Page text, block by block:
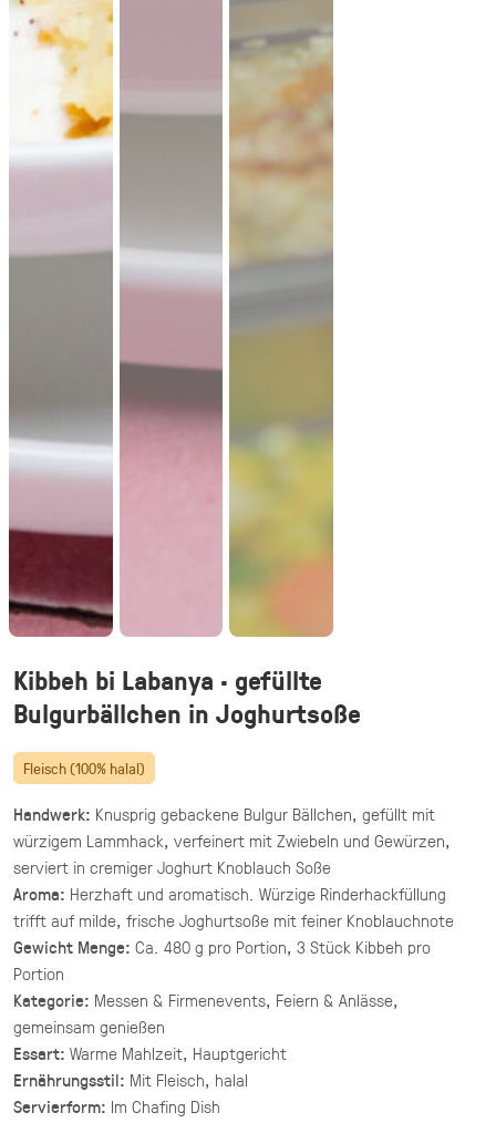
Kibbeh bi Labanya • gefüllte
Bulgurbällchen in Joghurtsoße
Fleisch (100% halal)
Handwerk: Knusprig gebackene Bulgur Bällchen, gefüllt mit
würzigem Lammhack, verfeinert mit Zwiebeln und Gewürzen,
serviert in cremiger Joghurt Knoblauch Soße
Aroma: Herzhaft und aromatisch. Würzige Rinderhackfüllung
trifft auf milde, frische Joghurtsoße mit feiner Knoblauchnote
Gewicht Menge: Ca. 480 g pro Portion, 3 Stück Kibbeh pro
Portion
Kategorie: Messen & Firmenevents, Feiern & Anlässe,
gemeinsam genießen
Essart: Warme Mahlzeit, Hauptgericht
Ernährungsstil: Mit Fleisch, halal
Servierform: Im Chafing Dish
ideal für Mezze & Buffets
ab 25,00 € für 20 ×
(inkl. MwSt.)
35er Falafel-Halloumi Mix
vegetarisch
Falafel und Halloumi mit zwei Soßen ·
Dubai Halloumi Platte (20 Stück)
20 knusprige Halloumi Sticks im Fadenteig
Fingerfood,
ab 32,40 € für 20 ×
Gegrillte Halloumi Veggie (24 Stück)
(inkl. MwSt.)
Asiatische Brokkoli Platte
vegan
gegrillter Brokkoli und Champignons in
Mezze Mix Deluxe